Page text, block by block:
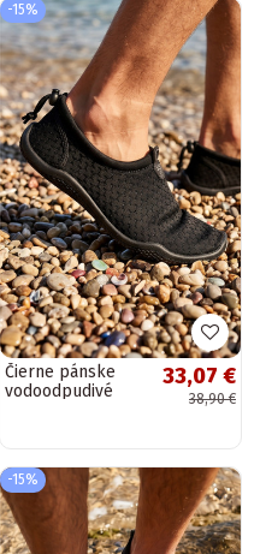
-15%
Čierne pánske
vodoodpudivé
33,07 €
38,90 €
-15%